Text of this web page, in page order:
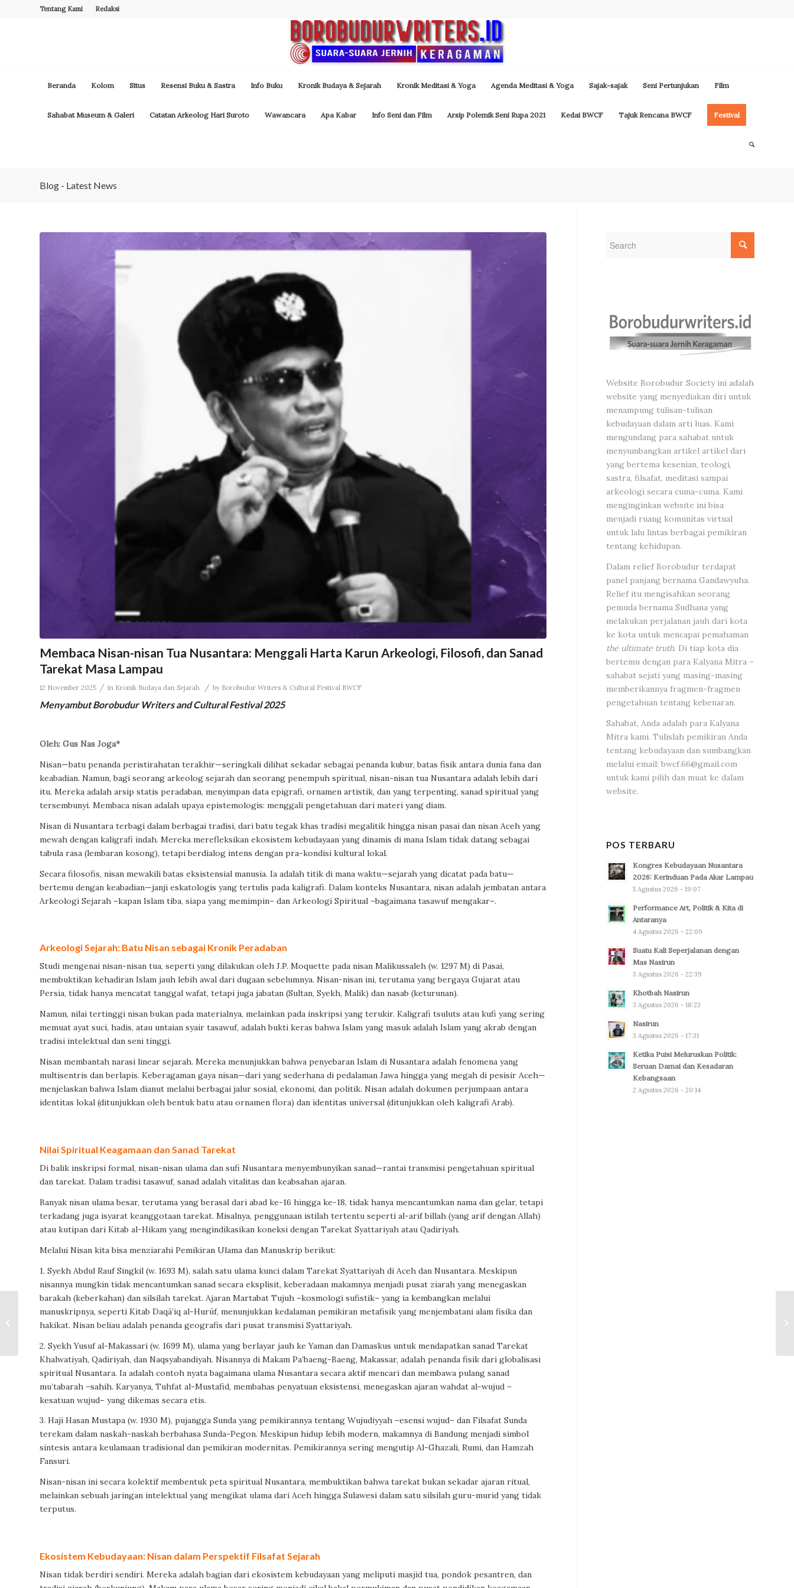
Tentang Kami Redaksi
Beranda Kolom Situs Resensi Buku & Sastra Info Buku Kronik Budaya & Sejarah Kronik Meditasi & Yoga Agenda Meditasi & Yoga Sajak-sajak Seni Pertunjukan Film
Sahabat Museum & Galeri Catatan Arkeolog Hari Suroto Wawancara Apa Kabar Info Seni dan Film Arsip Polemik Seni Rupa 2021 Kedai BWCF Tajuk Rencana BWCF Festival
Blog - Latest News
Membaca Nisan-nisan Tua Nusantara: Menggali Harta Karun Arkeologi, Filosofi, dan Sanad
Tarekat Masa Lampau
12 November 2025 / in Kronik Budaya dan Sejarah / by Borobudur Writers & Cultural Festival BWCF
Menyambut Borobudur Writers and Cultural Festival 2025
Oleh: Gus Nas Joga*
Nisan—batu penanda peristirahatan terakhir—seringkali dilihat sekadar sebagai penanda kubur, batas fisik antara dunia fana dan
keabadian. Namun, bagi seorang arkeolog sejarah dan seorang penempuh spiritual, nisan-nisan tua Nusantara adalah lebih dari
itu. Mereka adalah arsip statis peradaban, menyimpan data epigrafi, ornamen artistik, dan yang terpenting, sanad spiritual yang
tersembunyi. Membaca nisan adalah upaya epistemologis: menggali pengetahuan dari materi yang diam.
Nisan di Nusantara terbagi dalam berbagai tradisi, dari batu tegak khas tradisi megalitik hingga nisan pasai dan nisan Aceh yang
mewah dengan kaligrafi indah. Mereka merefleksikan ekosistem kebudayaan yang dinamis di mana Islam tidak datang sebagai
tabula rasa (lembaran kosong), tetapi berdialog intens dengan pra-kondisi kultural lokal.
Secara filosofis, nisan mewakili batas eksistensial manusia. Ia adalah titik di mana waktu—sejarah yang dicatat pada batu—
bertemu dengan keabadian—janji eskatologis yang tertulis pada kaligrafi. Dalam konteks Nusantara, nisan adalah jembatan antara
Arkeologi Sejarah –kapan Islam tiba, siapa yang memimpin– dan Arkeologi Spiritual –bagaimana tasawuf mengakar–.
Arkeologi Sejarah: Batu Nisan sebagai Kronik Peradaban
Studi mengenai nisan-nisan tua, seperti yang dilakukan oleh J.P. Moquette pada nisan Malikussaleh (w. 1297 M) di Pasai,
membuktikan kehadiran Islam jauh lebih awal dari dugaan sebelumnya. Nisan-nisan ini, terutama yang bergaya Gujarat atau
Persia, tidak hanya mencatat tanggal wafat, tetapi juga jabatan (Sultan, Syekh, Malik) dan nasab (keturunan).
Namun, nilai tertinggi nisan bukan pada materialnya, melainkan pada inskripsi yang terukir. Kaligrafi tsuluts atau kufi yang sering
memuat ayat suci, hadis, atau untaian syair tasawuf, adalah bukti keras bahwa Islam yang masuk adalah Islam yang akrab dengan
tradisi intelektual dan seni tinggi.
Nisan membantah narasi linear sejarah. Mereka menunjukkan bahwa penyebaran Islam di Nusantara adalah fenomena yang
multisentris dan berlapis. Keberagaman gaya nisan—dari yang sederhana di pedalaman Jawa hingga yang megah di pesisir Aceh—
menjelaskan bahwa Islam dianut melalui berbagai jalur sosial, ekonomi, dan politik. Nisan adalah dokumen perjumpaan antara
identitas lokal (ditunjukkan oleh bentuk batu atau ornamen flora) dan identitas universal (ditunjukkan oleh kaligrafi Arab).
Nilai Spiritual Keagamaan dan Sanad Tarekat
Di balik inskripsi formal, nisan-nisan ulama dan sufi Nusantara menyembunyikan sanad—rantai transmisi pengetahuan spiritual
dan tarekat. Dalam tradisi tasawuf, sanad adalah vitalitas dan keabsahan ajaran.
Banyak nisan ulama besar, terutama yang berasal dari abad ke-16 hingga ke-18, tidak hanya mencantumkan nama dan gelar, tetapi
terkadang juga isyarat keanggotaan tarekat. Misalnya, penggunaan istilah tertentu seperti al-arif billah (yang arif dengan Allah)
atau kutipan dari Kitab al-Hikam yang mengindikasikan koneksi dengan Tarekat Syattariyah atau Qadiriyah.
Melalui Nisan kita bisa menziarahi Pemikiran Ulama dan Manuskrip berikut:
1. Syekh Abdul Rauf Singkil (w. 1693 M), salah satu ulama kunci dalam Tarekat Syattariyah di Aceh dan Nusantara. Meskipun
nisannya mungkin tidak mencantumkan sanad secara eksplisit, keberadaan makamnya menjadi pusat ziarah yang menegaskan
barakah (keberkahan) dan silsilah tarekat. Ajaran Martabat Tujuh –kosmologi sufistik– yang ia kembangkan melalui
manuskripnya, seperti Kitab Daqā’iq al-Hurūf, menunjukkan kedalaman pemikiran metafisik yang menjembatani alam fisika dan
hakikat. Nisan beliau adalah penanda geografis dari pusat transmisi Syattariyah.
2. Syekh Yusuf al-Makassari (w. 1699 M), ulama yang berlayar jauh ke Yaman dan Damaskus untuk mendapatkan sanad Tarekat
Khalwatiyah, Qadiriyah, dan Naqsyabandiyah. Nisannya di Makam Pa’baeng-Baeng, Makassar, adalah penanda fisik dari globalisasi
spiritual Nusantara. Ia adalah contoh nyata bagaimana ulama Nusantara secara aktif mencari dan membawa pulang sanad
mu’tabarah –sahih. Karyanya, Tuhfat al-Mustafid, membahas penyatuan eksistensi, menegaskan ajaran wahdat al-wujud –
kesatuan wujud– yang dikemas secara etis.
3. Haji Hasan Mustapa (w. 1930 M), pujangga Sunda yang pemikirannya tentang Wujudiyyah –esensi wujud– dan Filsafat Sunda
terekam dalam naskah-naskah berbahasa Sunda-Pegon. Meskipun hidup lebih modern, makamnya di Bandung menjadi simbol
sintesis antara keulamaan tradisional dan pemikiran modernitas. Pemikirannya sering mengutip Al-Ghazali, Rumi, dan Hamzah
Fansuri.
Nisan-nisan ini secara kolektif membentuk peta spiritual Nusantara, membuktikan bahwa tarekat bukan sekadar ajaran ritual,
melainkan sebuah jaringan intelektual yang mengikat ulama dari Aceh hingga Sulawesi dalam satu silsilah guru-murid yang tidak
terputus.
Ekosistem Kebudayaan: Nisan dalam Perspektif Filsafat Sejarah
Nisan tidak berdiri sendiri. Mereka adalah bagian dari ekosistem kebudayaan yang meliputi masjid tua, pondok pesantren, dan
Website Borobudur Society ini adalah
website yang menyediakan diri untuk
menampung tulisan-tulisan
kebudayaan dalam arti luas. Kami
mengundang para sahabat untuk
menyumbangkan artikel artikel dari
yang bertema kesenian, teologi,
sastra, filsafat, meditasi sampai
arkeologi secara cuma-cuma. Kami
menginginkan website ini bisa
menjadi ruang komunitas virtual
untuk lalu lintas berbagai pemikiran
tentang kehidupan.
Dalam relief Borobudur terdapat
panel panjang bernama Gandawyuha.
Relief itu mengisahkan seorang
pemuda bernama Sudhana yang
melakukan perjalanan jauh dari kota
ke kota untuk mencapai pemahaman
the ultimate truth. Di tiap kota dia
bertemu dengan para Kalyana Mitra –
sahabat sejati yang masing-masing
memberikannya fragmen-fragmen
pengetahuan tentang kebenaran.
Sahabat, Anda adalah para Kalyana
Mitra kami. Tulislah pemikiran Anda
tentang kebudayaan dan sumbangkan
melalui email: bwcf.66@gmail.com
untuk kami pilih dan muat ke dalam
website.
POS TERBARU
Kongres Kebudayaan Nusantara
2026: Kerinduan Pada Akar Lampau
5 Agustus 2026 - 19:07
Performance Art, Politik & Kita di
Antaranya
4 Agustus 2026 - 22:09
Suatu Kali Seperjalanan dengan
Mas Nasirun
3 Agustus 2026 - 22:39
Khotbah Nasirun
3 Agustus 2026 - 18:23
Nasirun
3 Agustus 2026 - 17:31
Ketika Puisi Meluruskan Politik:
Seruan Damai dan Kesadaran
Kebangsaan
2 Agustus 2026 - 20:14
Wali yang Tak Tampil
di Panggung